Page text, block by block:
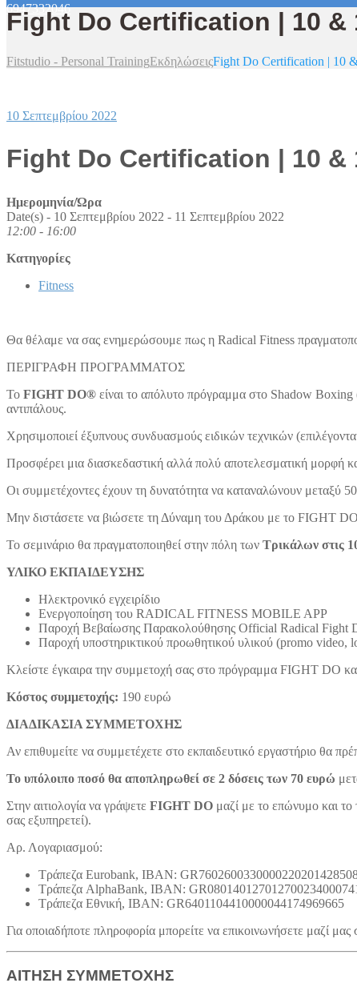
6947332046
Fight Do Certification | 10 &
Fitstudio - Personal TrainingΕκδηλώσειςFight Do Certification | 10
10 Σεπτεμβρίου 2022
Fight Do Certification | 10 &
Ημερομηνία/Ώρα
Date(s) - 10 Σεπτεμβρίου 2022 - 11 Σεπτεμβρίου 2022
12:00 - 16:00
Κατηγορίες
Fitness
Θα θέλαμε να σας ενημερώσουμε πως η Radical Fitness
ΠΕΡΙΓΡΑΦΗ ΠΡΟΓΡΑΜΜΑΤΟΣ
Το FIGHT DO® είναι το απόλυτο πρόγραμμα στο Shadow Boxing
αντιπάλους.
Χρησιμοποιεί έξυπνους συνδυασμούς ειδικών τεχνικών
Προσφέρει μια διασκεδαστική αλλά πολύ αποτελεσματική μορφή
Οι συμμετέχοντες έχουν τη δυνατότητα να καταναλώνουν μεταξύ
Μην διστάσετε να βιώσετε τη Δύναμη του Δράκου με το FIGHT
Το σεμινάριο θα πραγματοποιηθεί στην πόλη των Τρικάλων στις
ΥΛΙΚΟ ΕΚΠΑΙΔΕΥΣΗΣ
Ηλεκτρονικό εγχειρίδιο
Ενεργοποίηση του RADICAL FITNESS MOBILE APP
Παροχή Βεβαίωσης Παρακολούθησης Official Radical Fight
Παροχή υποστηρικτικού προωθητικού υλικού (promo video,
Κλείστε έγκαιρα την συμμετοχή σας στο πρόγραμμα FIGHT
Κόστος συμμετοχής: 190 ευρώ
ΔΙΑΔΙΚΑΣΙΑ ΣΥΜΜΕΤΟΧΗΣ
Αν επιθυμείτε να συμμετέχετε στo εκπαιδευτικό εργαστήριο θα
Το υπόλοιπο ποσό θα αποπληρωθεί σε 2 δόσεις των 70 ευρώ
Στην αιτιολογία να γράψετε FIGHT DO μαζί με το επώνυμο και
σας εξυπηρετεί).
Αρ. Λογαριασμού:
Τράπεζα Eurobank, IBAN:
Τράπεζα AlphaBank, IBAN:
Τράπεζα Εθνική, IBAN: GR6401104410000044174969665
Για οποιαδήποτε πληροφορία μπορείτε να επικοινωνήσετε μαζί
ΑΙΤΗΣΗ ΣΥΜΜΕΤΟΧΗΣ